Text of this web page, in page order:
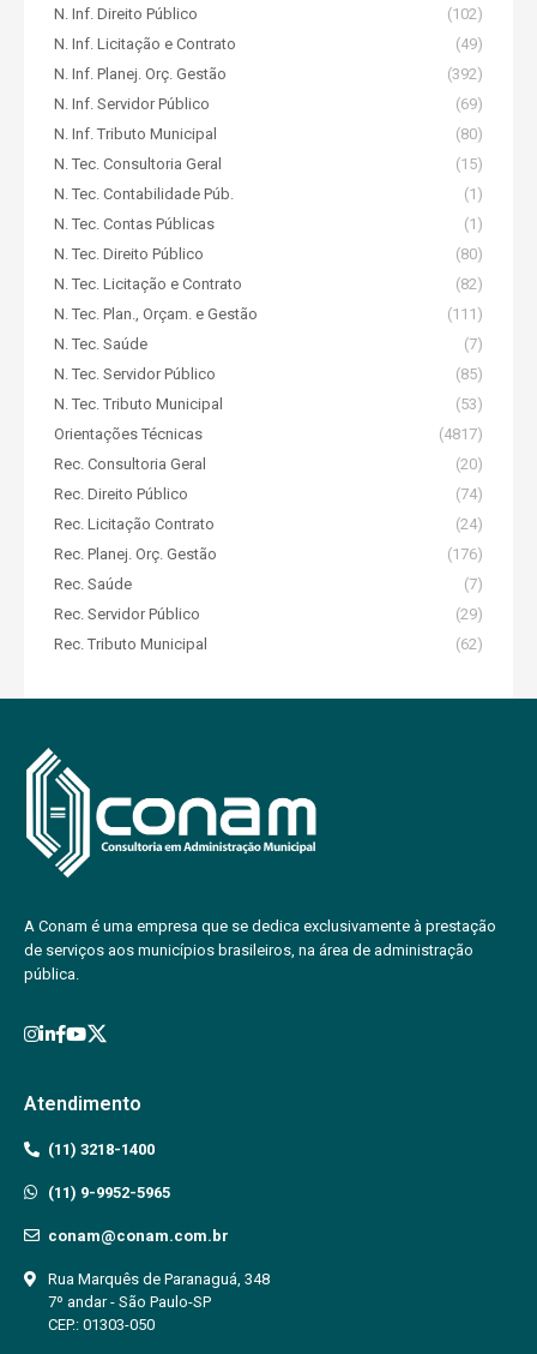
N. Inf. Direito Público
(102)
N. Inf. Licitação e Contrato
(49)
N. Inf. Planej. Orç. Gestão
(392)
N. Inf. Servidor Público
(69)
N. Inf. Tributo Municipal
(80)
N. Tec. Consultoria Geral
(15)
N. Tec. Contabilidade Púb.
(1)
N. Tec. Contas Públicas
(1)
N. Tec. Direito Público
(80)
N. Tec. Licitação e Contrato
(82)
N. Tec. Plan., Orçam. e Gestão
(111)
N. Tec. Saúde
(7)
N. Tec. Servidor Público
(85)
N. Tec. Tributo Municipal
(53)
Orientações Técnicas
(4817)
Rec. Consultoria Geral
(20)
Rec. Direito Público
(74)
Rec. Licitação Contrato
(24)
Rec. Planej. Orç. Gestão
(176)
Rec. Saúde
(7)
Rec. Servidor Público
(29)
Rec. Tributo Municipal
(62)
A Conam é uma empresa que se dedica exclusivamente à prestação
de serviços aos municípios brasileiros, na área de administração
pública.
Atendimento
(11) 3218-1400
(11) 9-9952-5965
conam@conam.com.br
Rua Marquês de Paranaguá, 348
7º andar - São Paulo-SP
CEP.: 01303-050